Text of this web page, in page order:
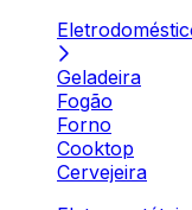
Geladeira
Fogão
Forno
Cooktop
Cervejeira